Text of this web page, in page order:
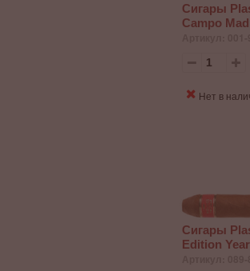
Сигары
Campo
Нет в
Сигары
Edition